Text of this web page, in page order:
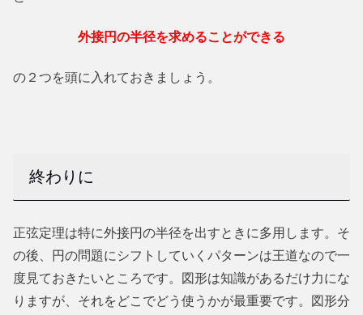
外接円の半径を求めることができる
の２つを頭に入れておきましょう。
終わりに
正弦定理は特に外接円の半径を出すときに多用します。そ
の後、円の問題にシフトしていくパターンは王道なので一
度見ておきたいところです。図形は知識があるだけ力にな
りますが、それをどこでどう使うかが最重要です。図形分